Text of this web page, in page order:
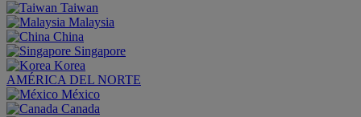
Taiwan
Malaysia
China
Singapore
Korea
AMÉRICA DEL NORTE
México
Canada